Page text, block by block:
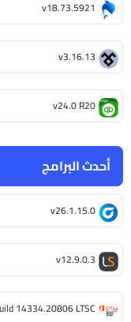
أحدث البرامج
v26.1.15.0
v12.9.0.3
14334.20806 LTSC
v18.73.5921
v3.16.13
v24.0 R20